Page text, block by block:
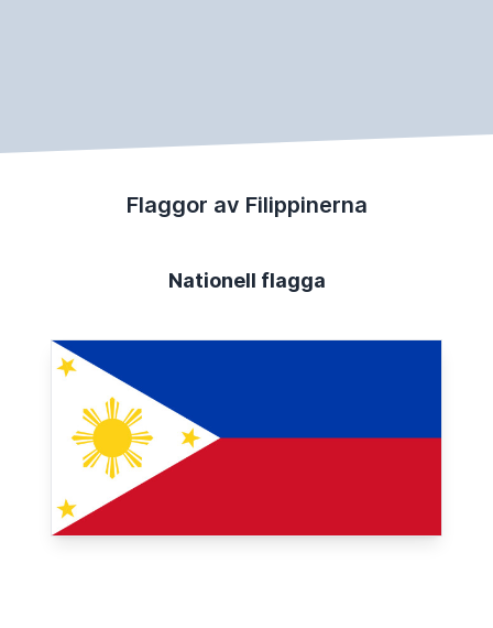
Flaggor av Filippinerna
Nationell flagga